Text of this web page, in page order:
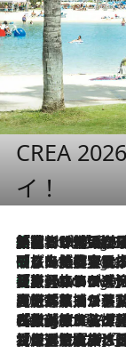
CREA
イ！
7 Hours Ago
「荷物が増えるほど旅ストレスは増す」美容ジャーナリストがたどり着いた最終結論。“化粧品を劇的に減らす”感動の凝縮美容とは
7 Hours Ago
「旅先には金髪ウィッグを持参」日本と同じメイクでは損してる!? 美容ジャーナリストが提案する“掟破り
7 Hours Ago
【厳選旅コスメ】「身軽さ＆UV対策重視！」ヘアアーティストshucoが選んだ夏旅ベストコスメを発表【Mサイズジップ】
2026.8.5
【厳選旅コスメ】国内をあちこち移動する河井菜摘が選んだ夏旅ベストコスメ発表！「リラックスアイテムはマス
2026.8.4
【厳選旅コスメ】「紫外線＆乾燥対策しながらメイク感も！」ヘア＆メイクGeorgeが選んだ夏旅ベストコスメを発表！【Mサイズジップ】
2026.8.3
【厳選旅コスメ】「保湿もタイパ重視！」“サウナ好き”タレント清水みさとが愛用する夏旅ベストコスメを発表！【Mサイズジップ】